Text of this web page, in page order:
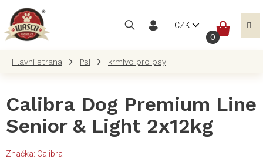
obsah
CZK
Psi krmivo pro psy
Calibra Dog Premium Line
Senior & Light 2x12kg
Značka: Calibra